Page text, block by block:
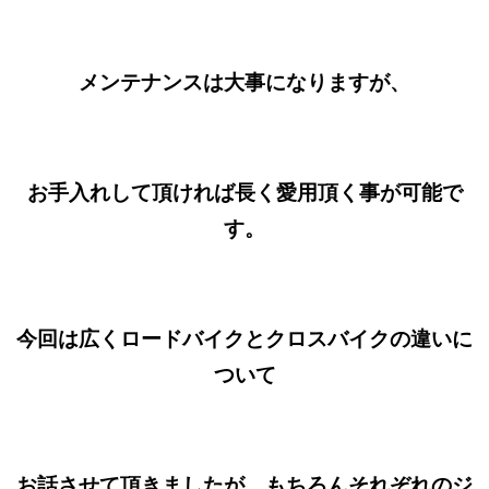
メンテナンスは大事になりますが、
お手入れして頂ければ長く愛用頂く事が可能で
す。
今回は広くロードバイクとクロスバイクの違いに
ついて